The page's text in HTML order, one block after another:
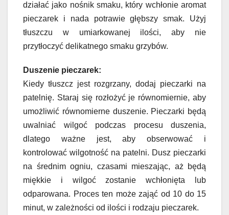
działać jako nośnik smaku, który wchłonie aromat
pieczarek i nada potrawie głębszy smak. Użyj
tłuszczu w umiarkowanej ilości, aby nie
przytłoczyć delikatnego smaku grzybów.
Duszenie pieczarek:
Kiedy tłuszcz jest rozgrzany, dodaj pieczarki na
patelnię. Staraj się rozłożyć je równomiernie, aby
umożliwić równomierne duszenie. Pieczarki będą
uwalniać wilgoć podczas procesu duszenia,
dlatego ważne jest, aby obserwować i
kontrolować wilgotność na patelni. Dusz pieczarki
na średnim ogniu, czasami mieszając, aż będą
miękkie i wilgoć zostanie wchłonięta lub
odparowana. Proces ten może zająć od 10 do 15
minut, w zależności od ilości i rodzaju pieczarek.